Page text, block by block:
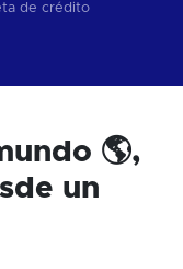
de crédito
🌎,
un